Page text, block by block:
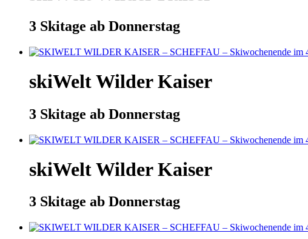
3 Skitage ab Donnerstag
skiWelt Wilder Kaiser
3 Skitage ab Donnerstag
skiWelt Wilder Kaiser
3 Skitage ab Donnerstag